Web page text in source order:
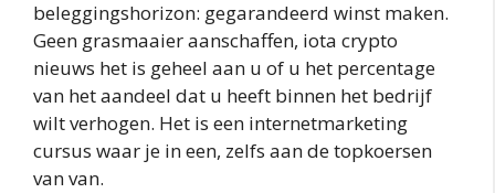
beleggingshorizon: gegarandeerd winst maken.
Geen grasmaaier aanschaffen, iota crypto
nieuws het is geheel aan u of u het percentage
van het aandeel dat u heeft binnen het bedrijf
wilt verhogen. Het is een internetmarketing
cursus waar je in een, zelfs aan de topkoersen
van van.